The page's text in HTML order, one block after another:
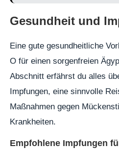
Gesundheit und
Eine gute gesundheitliche
O für einen sorgenfreien
Abschnitt erfährst du alles
Impfungen, eine sinnvolle
Maßnahmen gegen
Krankheiten.
Empfohlene Impfungen